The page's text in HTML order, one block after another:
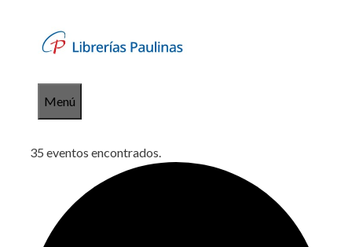
contenido
Menú
35 eventos encontrados.